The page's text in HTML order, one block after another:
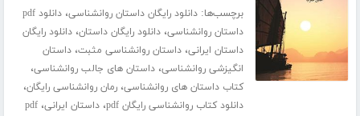
برچسب‌ها:دانلود رایگان داستان روانشناسی،
دانلود pdf
داستان روانشناسی،دانلود رایگان داستان،دانلود رایگان
داستان ایرانی،داستان روانشناسی مثبت،داستان
انگیزشی روانشناسی،داستان های جالب روانشناسی،
کتاب داستان های روانشناسی،رمان روانشناسی رایگان،
دانلود کتاب روانشناسی رایگان pdf ،داستان ایرانی،pdf